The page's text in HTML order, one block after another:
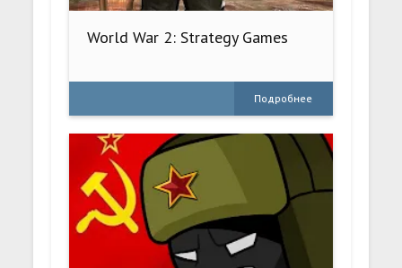
World War 2: Strategy Games
Подробнее